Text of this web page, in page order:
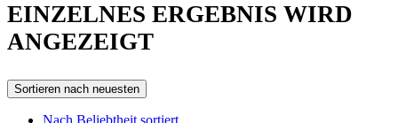
EINZELNES ERGEBNIS WIRD
ANGEZEIGT
Sortieren nach neuesten
Nach Beliebtheit sortiert